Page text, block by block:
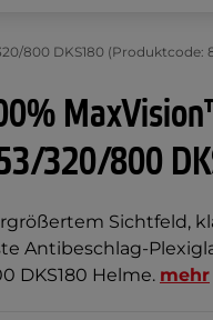
800 DKS180 (Produktcode:
320/800
Sichtfeld,
Antibeschlag-
DKS180 Helme. mehr